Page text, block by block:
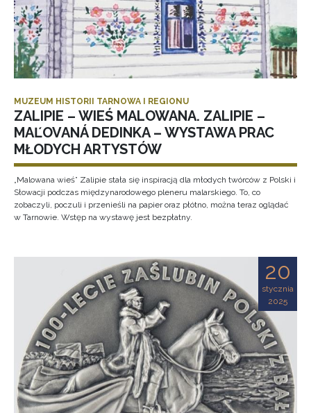
MUZEUM HISTORII TARNOWA I REGIONU
ZALIPIE – WIEŚ MALOWANA. ZALIPIE –
MAĽOVANÁ DEDINKA – WYSTAWA PRAC
MŁODYCH ARTYSTÓW
„Malowana wieś” Zalipie stała się inspiracją dla młodych twórców z Polski i
Słowacji podczas międzynarodowego pleneru malarskiego. To, co
zobaczyli, poczuli i przenieśli na papier oraz płótno, można teraz oglądać
w Tarnowie. Wstęp na wystawę jest bezpłatny.
20
stycznia
2025